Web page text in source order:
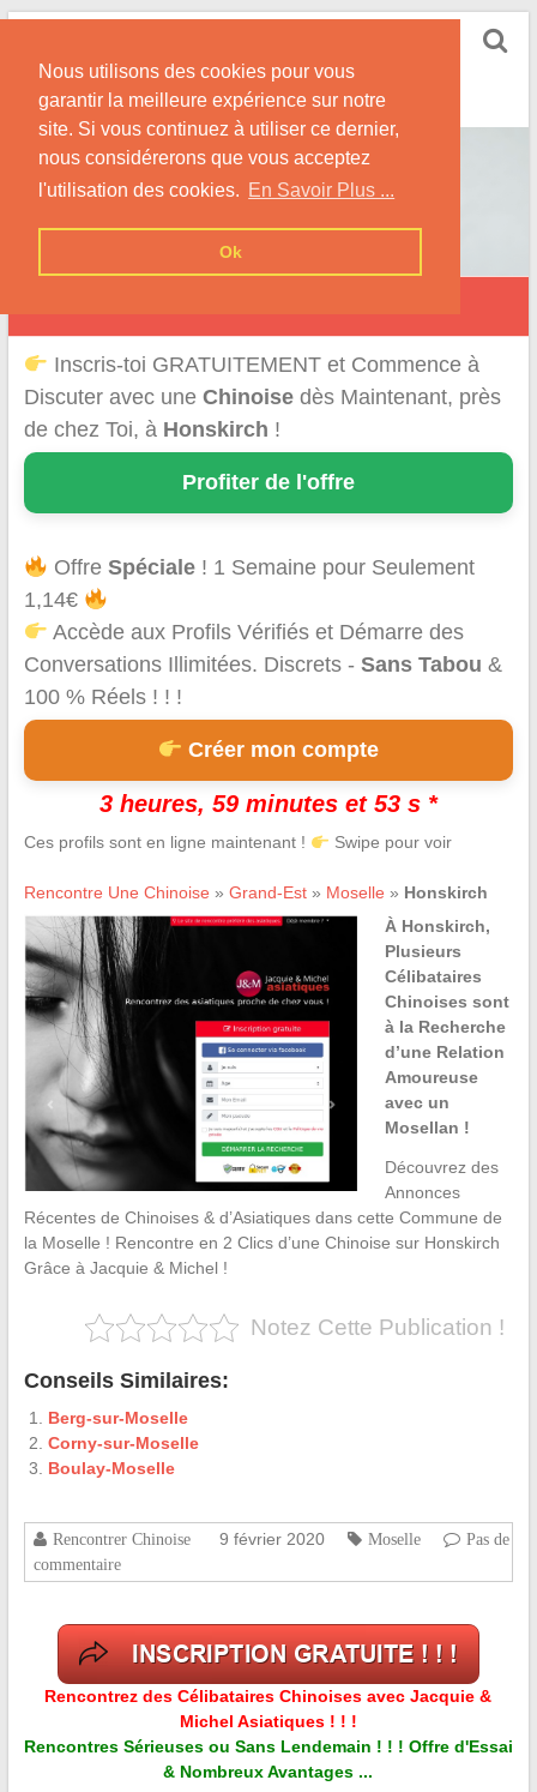
Nous utilisons des cookies pour vous
garantir la meilleure expérience sur notre
site. Si vous continuez à utiliser ce dernier,
nous considérerons que vous acceptez
l'utilisation des cookies. En Savoir Plus ...
Ok
Skip
content
Nos Conseils pour Rencontrer Une Femme
Originaire de Chine !
Inscris-toi GRATUITEMENT et Commence à
Discuter avec une Chinoisedès Maintenant, près
de chez Toi, à Honskirch !
Profiter de l'offre
OffreSpéciale ! 1 Semaine pour Seulement
1,14€
Accède aux Profils Vérifiés et Démarre des
Conversations Illimitées. Discrets - Sans Tabou &
100 % Réels ! ! !
Créer mon compte
3 heures, 59 minutes et 53 s *
Ces profils sont en ligne maintenant ! Swipe pour voir
Rencontre Une Chinoise » Grand-Est» Moselle » Honskirch
À Honskirch,
Plusieurs
Célibataires
Chinoises sont
à la Recherche
d’une Relation
Amoureuse
avec un
Mosellan !
Découvrez des
Annonces
Récentes de Chinoises & d’Asiatiques dans cette Commune de
la Moselle ! Rencontre en 2 Clics d’une Chinoise sur Honskirch
Grâce à Jacquie & Michel !
Notez Cette Publication !
Conseils Similaires:
Berg-sur-Moselle
Corny-sur-Moselle
Boulay-Moselle
Rencontrer Chinoise 9 février 2020 Moselle
Pas de
commentaire
Rencontrez des Célibataires Chinoises avec Jacquie &
Michel Asiatiques ! ! !
Rencontres Sérieuses ou Sans Lendemain ! ! ! Offre d'Essai
& Nombreux Avantages ...